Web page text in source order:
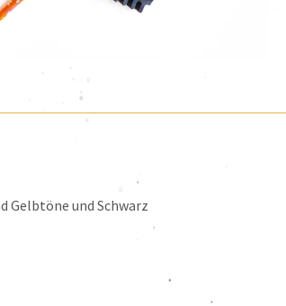
Gelbtöne und Schwarz